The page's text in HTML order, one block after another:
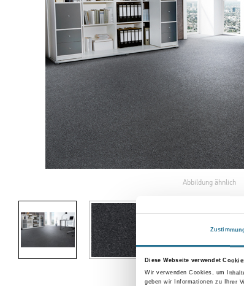
Diese Webseite verwendet
Wir verwenden Cookies, um
geben wir Informationen zu Ihrer
Abbildung ähnlich